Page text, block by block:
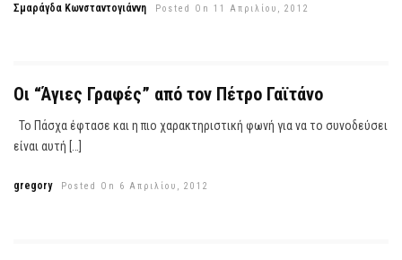
Σμαράγδα Κωνσταντογιάννη Posted On 11 Απριλίου, 2012
Οι “Άγιες Γραφές” από τον Πέτρο Γαϊτάνο
Το Πάσχα έφτασε και η πιο χαρακτηριστική φωνή για να το συνοδεύσει
είναι αυτή […]
gregory Posted On 6 Απριλίου, 2012